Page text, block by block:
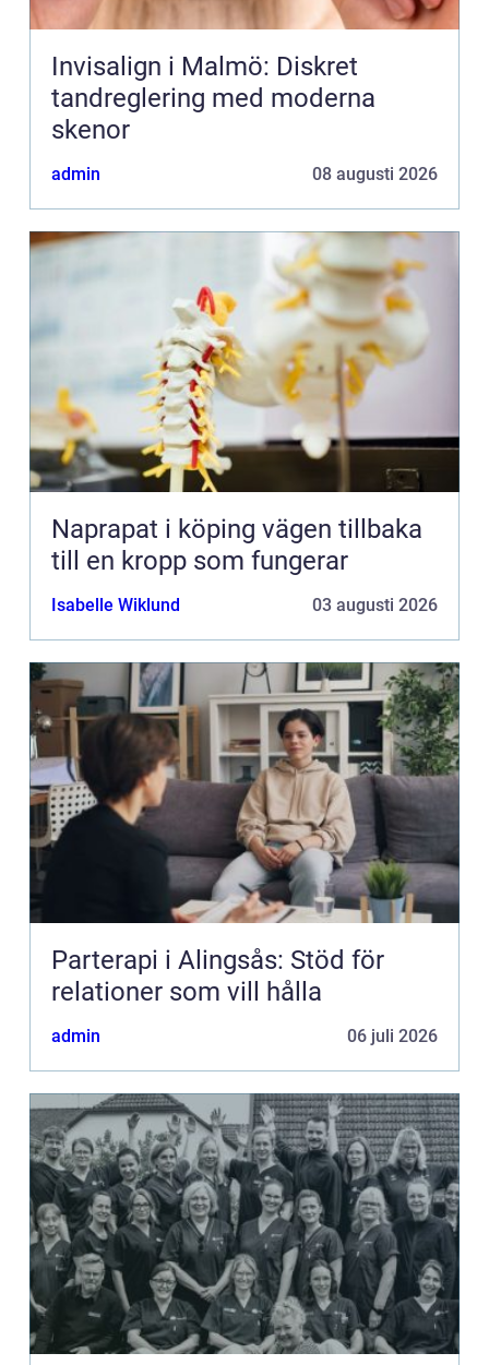
Invisalign i Malmö: Diskret
tandreglering med moderna
skenor
admin 08 augusti 2026
Naprapat i köping vägen tillbaka
till en kropp som fungerar
Isabelle Wiklund 03 augusti 2026
Parterapi i Alingsås: Stöd för
relationer som vill hålla
admin 06 juli 2026